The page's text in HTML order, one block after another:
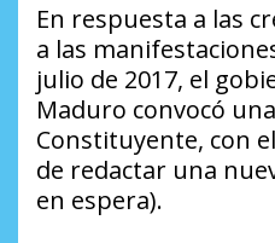
En respuesta a las
a las
julio de 2017, el
Maduro convocó
Constituyente, con
de redactar una
en espera).